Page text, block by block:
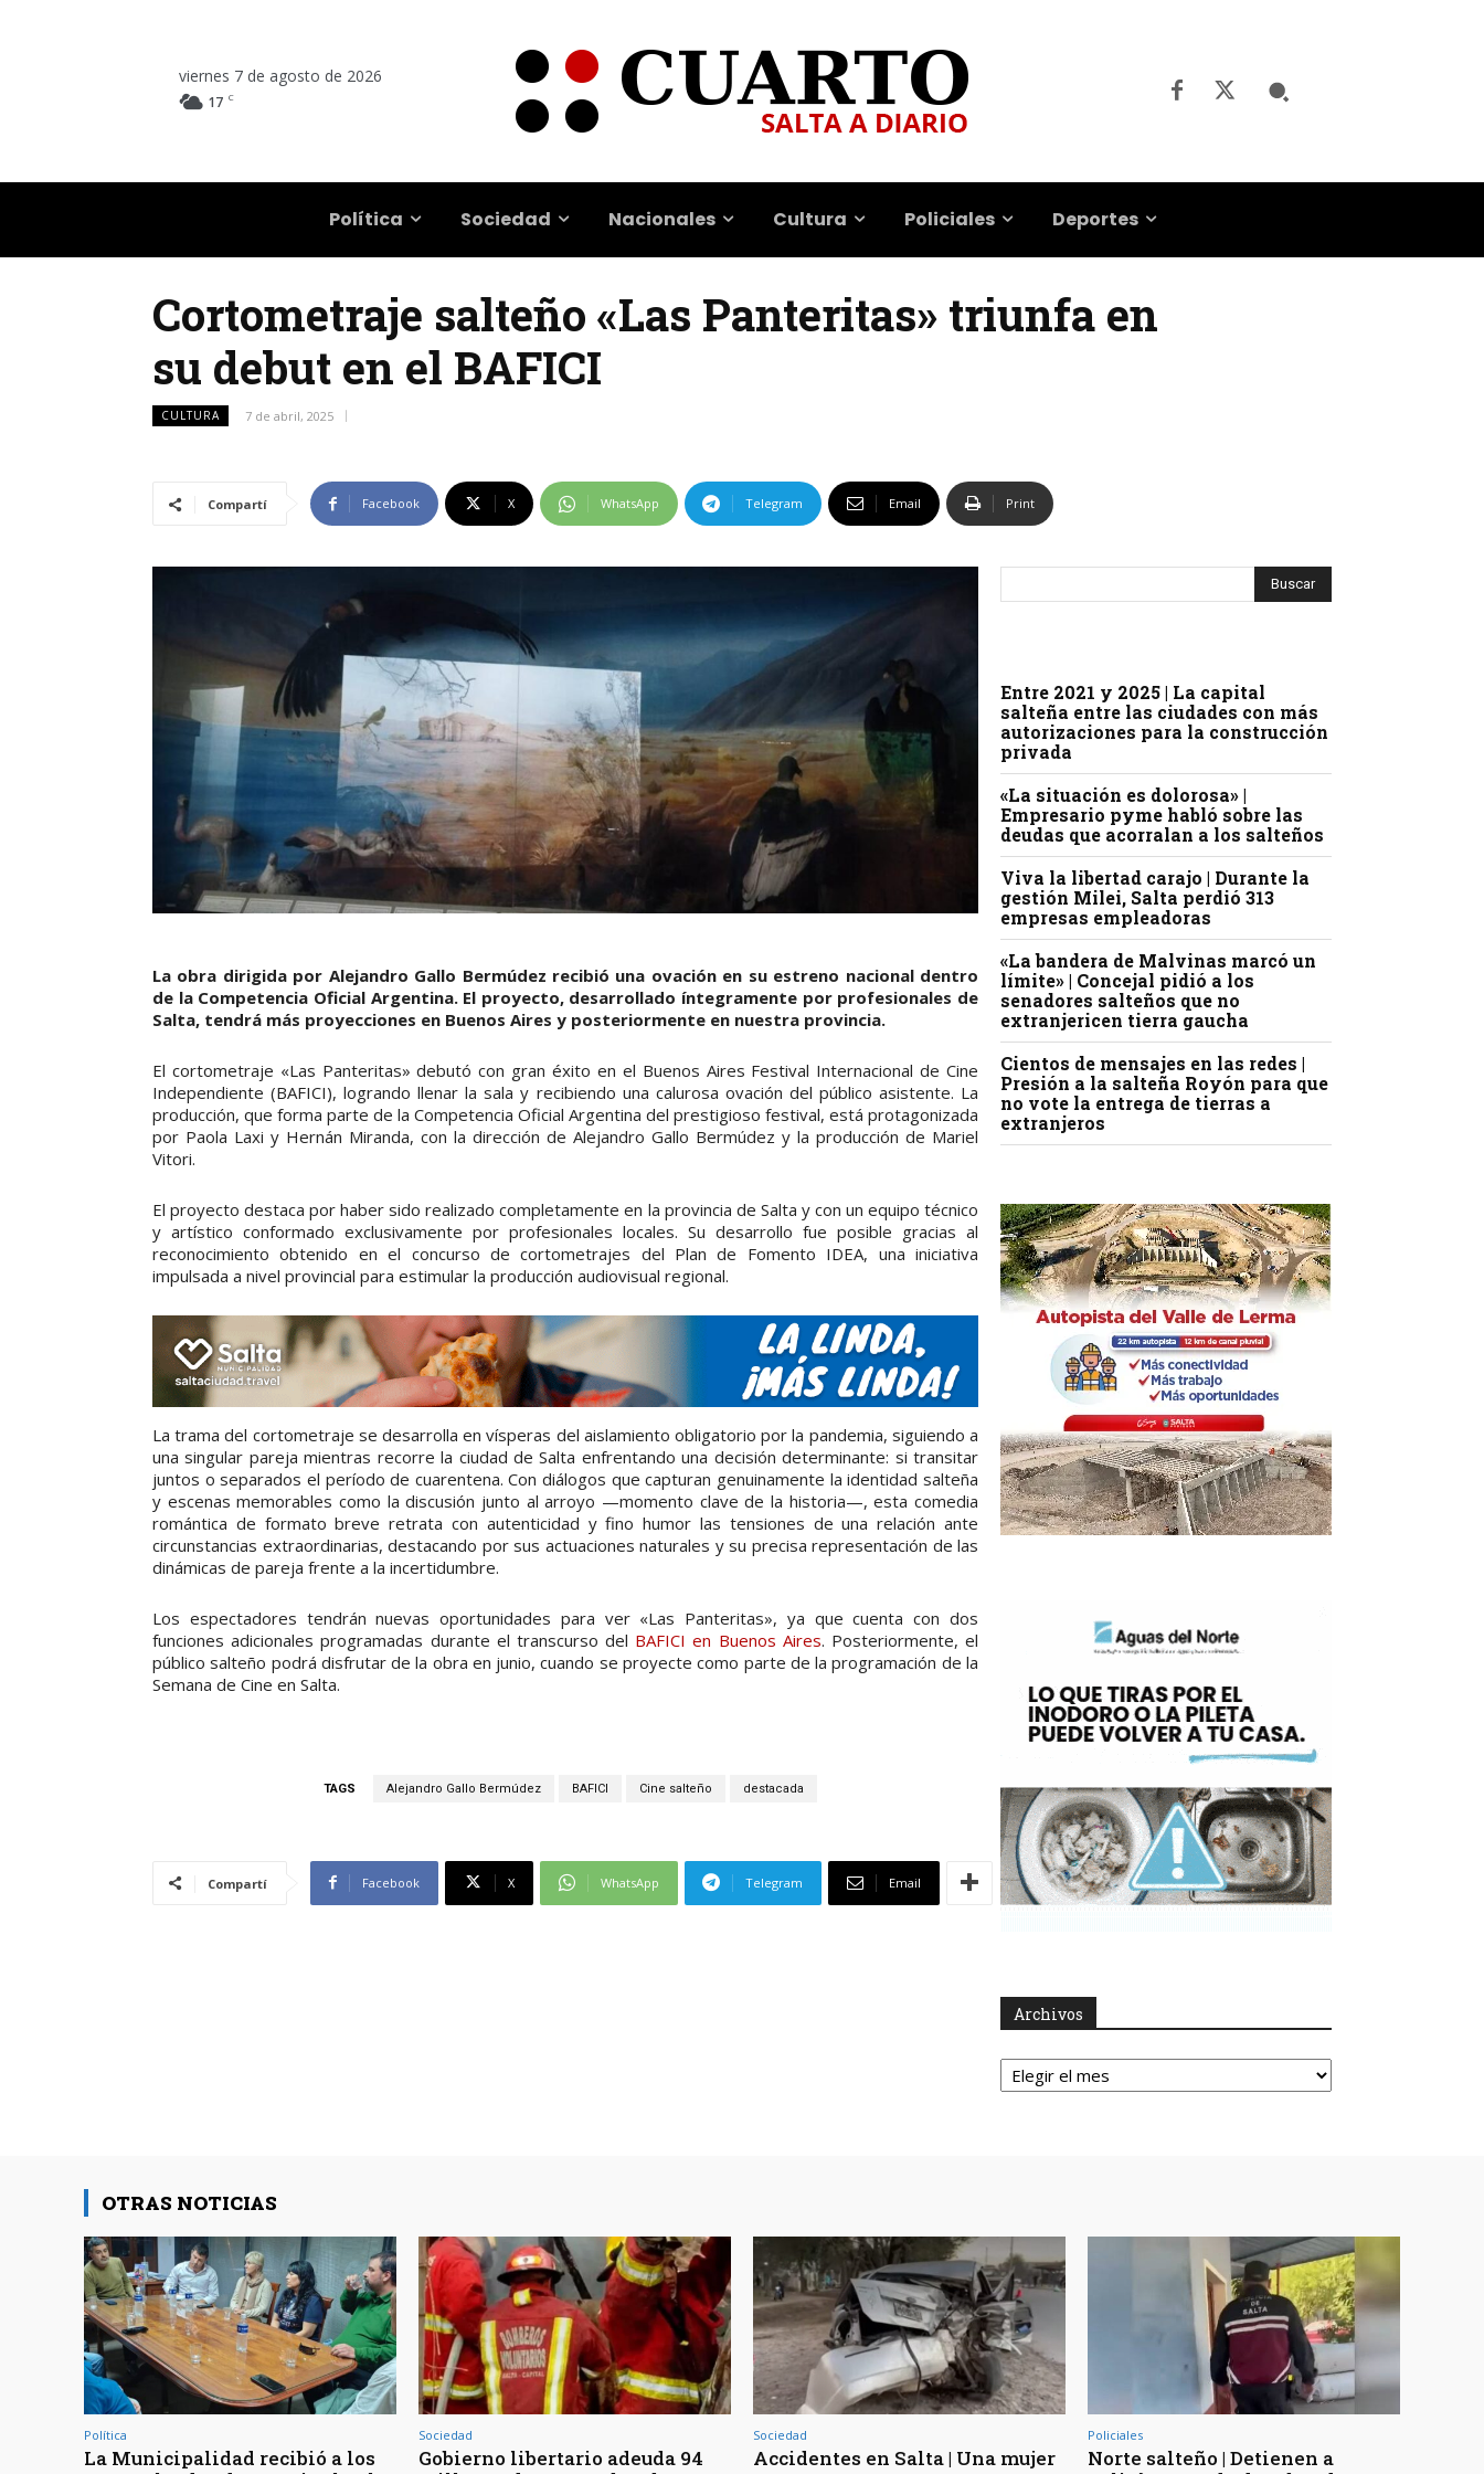
viernes 7 de agosto de 2026
17 C
Política Sociedad Nacionales Cultura Policiales Deportes
Cortometraje salteño «Las Panteritas» triunfa en
su debut en el BAFICI
CULTURA 7 de abril, 2025
Compartí Facebook X WhatsApp Telegram Email Print
La obra dirigida por Alejandro Gallo Bermúdez recibió una ovación en su estreno nacional dentro
de la Competencia Oficial Argentina. El proyecto, desarrollado íntegramente por profesionales de
Salta, tendrá más proyecciones en Buenos Aires y posteriormente en nuestra provincia.
El cortometraje «Las Panteritas» debutó con gran éxito en el Buenos Aires Festival Internacional de Cine
Independiente (BAFICI), logrando llenar la sala y recibiendo una calurosa ovación del público asistente. La
producción, que forma parte de la Competencia Oficial Argentina del prestigioso festival, está protagonizada
por Paola Laxi y Hernán Miranda, con la dirección de Alejandro Gallo Bermúdez y la producción de Mariel
Vitori.
El proyecto destaca por haber sido realizado completamente en la provincia de Salta y con un equipo técnico
y artístico conformado exclusivamente por profesionales locales. Su desarrollo fue posible gracias al
reconocimiento obtenido en el concurso de cortometrajes del Plan de Fomento IDEA, una iniciativa
impulsada a nivel provincial para estimular la producción audiovisual regional.
La trama del cortometraje se desarrolla en vísperas del aislamiento obligatorio por la pandemia, siguiendo a
una singular pareja mientras recorre la ciudad de Salta enfrentando una decisión determinante: si transitar
juntos o separados el período de cuarentena. Con diálogos que capturan genuinamente la identidad salteña
y escenas memorables como la discusión junto al arroyo —momento clave de la historia—, esta comedia
romántica de formato breve retrata con autenticidad y fino humor las tensiones de una relación ante
circunstancias extraordinarias, destacando por sus actuaciones naturales y su precisa representación de las
dinámicas de pareja frente a la incertidumbre.
Los espectadores tendrán nuevas oportunidades para ver «Las Panteritas», ya que cuenta con dos
funciones adicionales programadas durante el transcurso del BAFICI en Buenos Aires. Posteriormente, el
público salteño podrá disfrutar de la obra en junio, cuando se proyecte como parte de la programación de la
Semana de Cine en Salta.
TAGS Alejandro Gallo Bermúdez BAFICI Cine salteño destacada
Compartí Facebook X WhatsApp Telegram Email
Entre 2021 y 2025 | La capital
salteña entre las ciudades con más
autorizaciones para la construcción
privada
«La situación es dolorosa» |
Empresario pyme habló sobre las
deudas que acorralan a los salteños
Viva la libertad carajo | Durante la
gestión Milei, Salta perdió 313
empresas empleadoras
«La bandera de Malvinas marcó un
límite» | Concejal pidió a los
senadores salteños que no
extranjericen tierra gaucha
Cientos de mensajes en las redes |
Presión a la salteña Royón para que
no vote la entrega de tierras a
extranjeros
Archivos
Archivos
OTRAS NOTICIAS
Política
La Municipalidad recibió a los
Sociedad
Gobierno libertario adeuda 94
Sociedad
Accidentes en Salta | Una mujer
Policiales
Norte salteño | Detienen a